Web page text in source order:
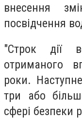
внесення
посвідчення
"Строк дії
отриманого
роки.
три або
сфері безпеки